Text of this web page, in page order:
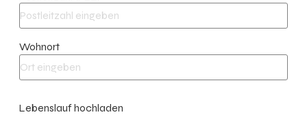
Wohnort
Lebenslauf hochladen